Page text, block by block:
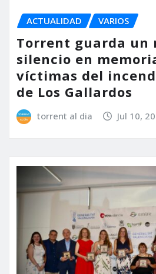
ACTUALIDAD VARIOS
Torrent guarda un
silencio en
víctimas del
de Los Gallardos
torrent al dia Jul 10,